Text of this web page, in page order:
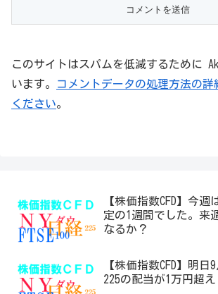
このサイトはスパムを低減するために
います。
コメントデータの処理方法の詳
ください。
【株価指数CFD】今
定の1週間でした。来
なるか？
【株価指数CFD】明日
225の配当が1万円超え